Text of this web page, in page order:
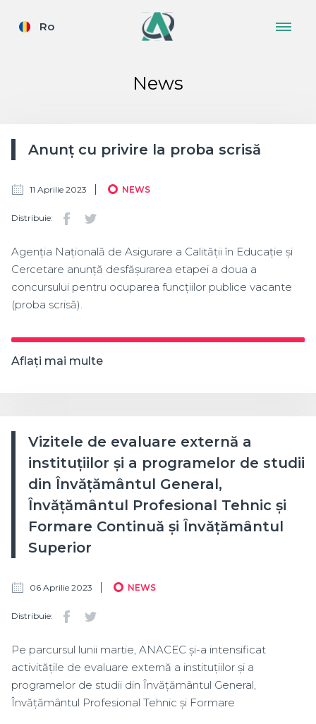
Ro
News
Anunț cu privire la proba scrisă
11 Aprilie 2023 NEWS
Distribuie:
Agenția Națională de Asigurare a Calității în Educație și
Cercetare anunță desfășurarea etapei a doua a
concursului pentru ocuparea funcțiilor publice vacante
(proba scrisă).
Aflați mai multe
Vizitele de evaluare externă a
instituțiilor și a programelor de studii
din Învățământul General,
Învățământul Profesional Tehnic și
Formare Continuă și Învățământul
Superior
06 Aprilie 2023 NEWS
Distribuie:
Pe parcursul lunii martie, ANACEC și-a intensificat
activitățile de evaluare externă a instituțiilor și a
programelor de studii din Învățământul General,
Învățământul Profesional Tehnic și Formare